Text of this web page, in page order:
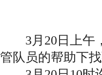
3月20日上午，
管队员的帮助下找